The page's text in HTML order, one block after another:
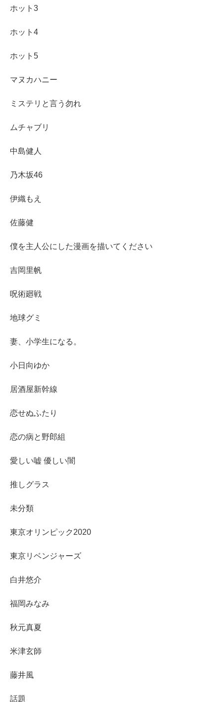
ホット3
ホット4
ホット5
マヌカハニー
ミステリと言う勿れ
ムチャブリ
中島健人
乃木坂46
伊織もえ
佐藤健
僕を主人公にした漫画を描いてください
吉岡里帆
呪術廻戦
地球グミ
妻、小学生になる。
小日向ゆか
居酒屋新幹線
恋せぬふたり
恋の病と野郎組
愛しい嘘 優しい闇
推しグラス
未分類
東京オリンピック2020
東京リベンジャーズ
白井悠介
福岡みなみ
秋元真夏
米津玄師
藤井風
話題